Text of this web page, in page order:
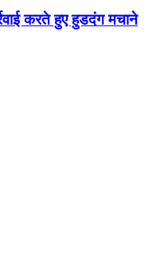
करते हुए हुडदंग मचाने